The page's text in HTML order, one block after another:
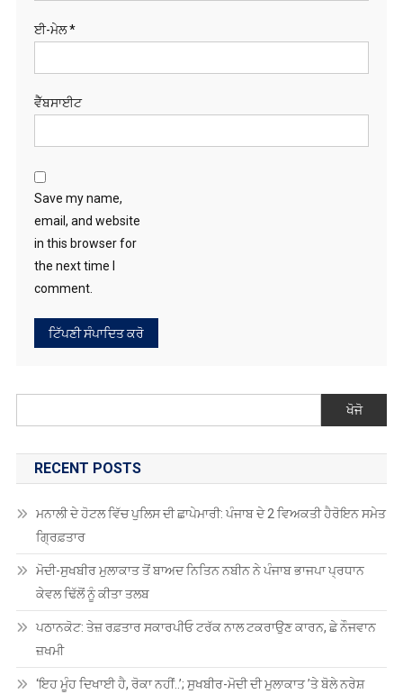
ਈ-ਮੇਲ*
ਵੈੱਬਸਾਈਟ
Save my name,
email, and website
in this browser for
the next time I
comment.
ਖੋਜੋ
RECENT POSTS
ਮਨਾਲੀ ਦੇ ਹੋਟਲ ਵਿੱਚ ਪੁਲਿਸ ਦੀ ਛਾਪੇਮਾਰੀ: ਪੰਜਾਬ ਦੇ 2 ਵਿਅਕਤੀ ਹੈਰੋਇਨ ਸਮੇਤ
ਗ੍ਰਿਫ਼ਤਾਰ
ਮੋਦੀ-ਸੁਖਬੀਰ ਮੁਲਾਕਾਤ ਤੋਂ ਬਾਅਦ ਨਿਤਿਨ ਨਬੀਨ ਨੇ ਪੰਜਾਬ ਭਾਜਪਾ ਪ੍ਰਧਾਨ
ਕੇਵਲ ਢਿੱਲੋਂ ਨੂੰ ਕੀਤਾ ਤਲਬ
ਪਠਾਨਕੋਟ: ਤੇਜ਼ ਰਫ਼ਤਾਰ ਸਕਾਰਪੀਓ ਟਰੱਕ ਨਾਲ ਟਕਰਾਉਣ ਕਾਰਨ, ਛੇ ਨੌਜਵਾਨ
ਜ਼ਖਮੀ
‘ਇਹ ਮੂੰਹ ਦਿਖਾਈ ਹੈ, ਰੋਕਾ ਨਹੀਂ..’; ਸੁਖਬੀਰ-ਮੋਦੀ ਦੀ ਮੁਲਾਕਾਤ ’ਤੇ ਬੋਲੇ ਨਰੇਸ਼